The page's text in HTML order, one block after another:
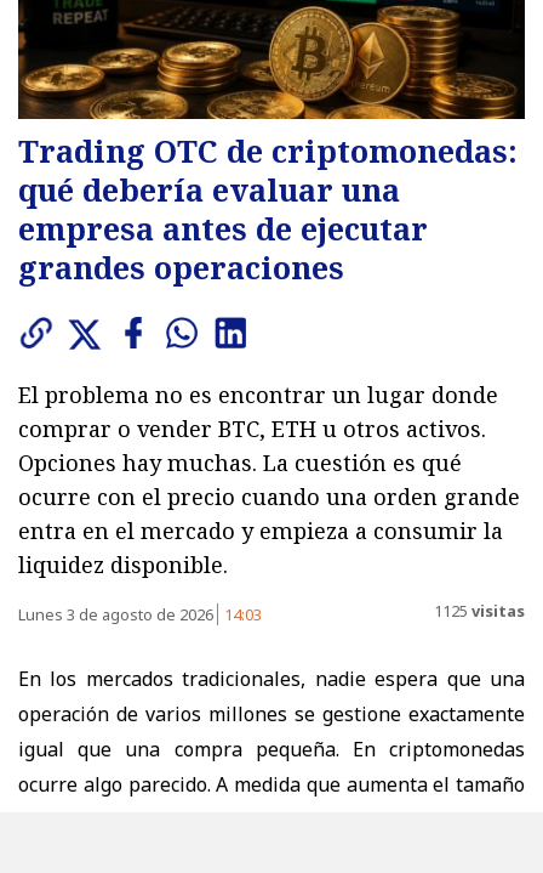
Trading OTC de criptomonedas:
qué debería evaluar una
empresa antes de ejecutar
grandes operaciones
El problema no es encontrar un lugar donde
comprar o vender BTC, ETH u otros activos.
Opciones hay muchas. La cuestión es qué
ocurre con el precio cuando una orden grande
entra en el mercado y empieza a consumir la
liquidez disponible.
Lunes 3 de agosto de 2026 14:03 1125 visitas
En los mercados tradicionales, nadie espera que una
operación de varios millones se gestione exactamente
igual que una compra pequeña. En criptomonedas
ocurre algo parecido. A medida que aumenta el tamaño